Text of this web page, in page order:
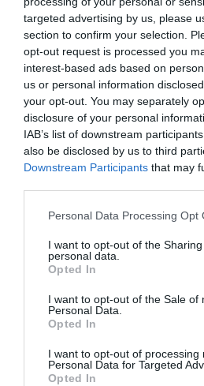
targeted advertising by us, please
section to confirm your selection.
opt-out request is processed you
interest-based ads based on
us or personal information
your opt-out. You may separately
disclosure of your personal
IAB’s list of downstream
also be disclosed by us to third
Downstream Participants that may
Personal Data Processing Opt
I want to opt-out of the
personal data.
Opted In
I want to opt-out of the Sale of
Personal Data.
Opted In
I want to opt-out of processing
Personal Data for Targeted
Opted In
0% zákazníkov
5
4
3
prihlásiť